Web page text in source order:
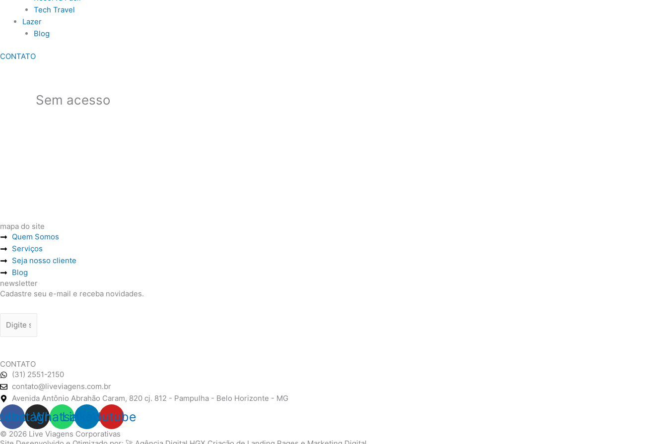
Tech Travel
Lazer
Blog
CONTATO
Sem acesso
mapa do site
Quem Somos
Serviços
Seja nosso cliente
Blog
newsletter
Cadastre seu e-mail e receba novidades.
CONTATO
(31) 2551-2150
contato@liveviagens.com.br
Avenida Antônio Abrahão Caram, 820 cj. 812 - Pampulha - Belo Horizonte - MG
Instagram
WhatsappLinkedinYoutube
© 2026 Live Viagens Corporativas